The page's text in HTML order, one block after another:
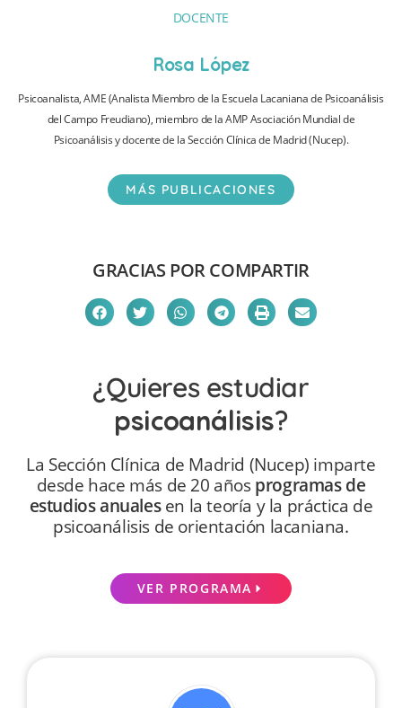
DOCENTE
Rosa López
Psicoanalista, AME (Analista Miembro de la Escuela Lacaniana de Psicoanálisis
del Campo Freudiano), miembro de la AMP Asociación Mundial de
Psicoanálisis y docente de la Sección Clínica de Madrid (Nucep).
MÁS PUBLICACIONES
GRACIAS POR COMPARTIR
¿Quieres estudiar
psicoanálisis?
La Sección Clínica de Madrid (Nucep) imparte
desde hace más de 20 añosprogramas de
estudios anualesen la teoría y la práctica de
psicoanálisis de orientación lacaniana.
VER PROGRAMA